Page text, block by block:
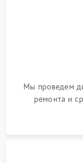
Мы проведем
ремонта и